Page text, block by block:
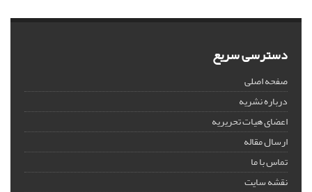
دسترسی سریع
صفحه اصلی
درباره نشریه
اعضای هیات تحریریه
ارسال مقاله
تماس با ما
نقشه سایت